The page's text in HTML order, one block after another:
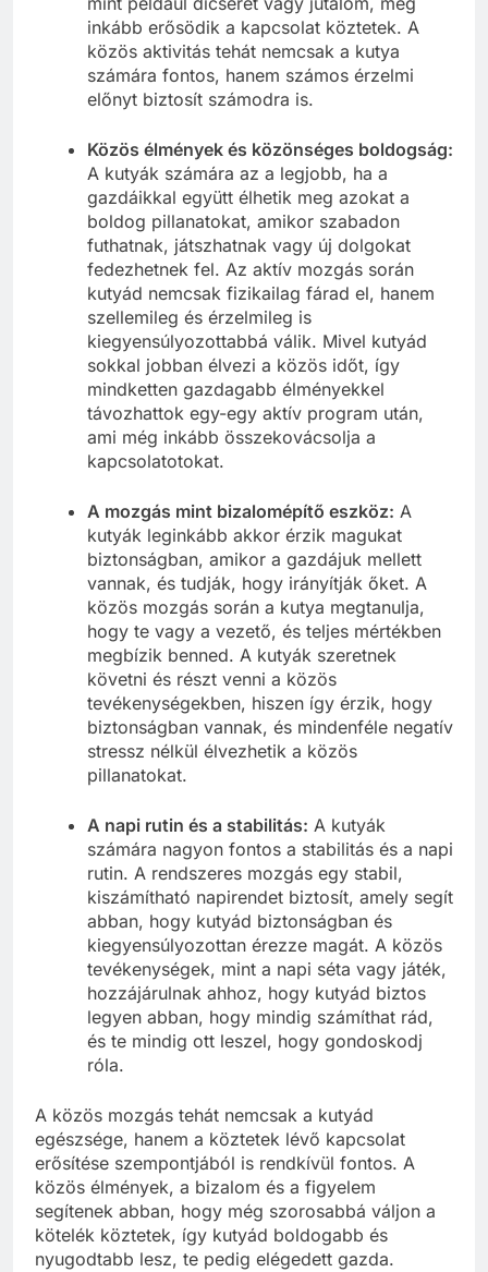
inkább erősödik a kapcsolat köztetek. A
közös aktivitás tehát nemcsak a kutya
számára fontos, hanem számos érzelmi
előnyt biztosít számodra is.
Közös élmények és közönséges boldogság:
A kutyák számára az a legjobb, ha a
gazdáikkal együtt élhetik meg azokat a
boldog pillanatokat, amikor szabadon
futhatnak, játszhatnak vagy új dolgokat
fedezhetnek fel. Az aktív mozgás során
kutyád nemcsak fizikailag fárad el, hanem
szellemileg és érzelmileg is
kiegyensúlyozottabbá válik. Mivel kutyád
sokkal jobban élvezi a közös időt, így
mindketten gazdagabb élményekkel
távozhattok egy-egy aktív program után,
ami még inkább összekovácsolja a
kapcsolatotokat.
A mozgás mint bizalomépítő eszköz: A
kutyák leginkább akkor érzik magukat
biztonságban, amikor a gazdájuk mellett
vannak, és tudják, hogy irányítják őket. A
közös mozgás során a kutya megtanulja,
hogy te vagy a vezető, és teljes mértékben
megbízik benned. A kutyák szeretnek
követni és részt venni a közös
tevékenységekben, hiszen így érzik, hogy
biztonságban vannak, és mindenféle negatív
stressz nélkül élvezhetik a közös
pillanatokat.
A napi rutin és a stabilitás: A kutyák
számára nagyon fontos a stabilitás és a napi
rutin. A rendszeres mozgás egy stabil,
kiszámítható napirendet biztosít, amely segít
abban, hogy kutyád biztonságban és
kiegyensúlyozottan érezze magát. A közös
tevékenységek, mint a napi séta vagy játék,
hozzájárulnak ahhoz, hogy kutyád biztos
legyen abban, hogy mindig számíthat rád,
és te mindig ott leszel, hogy gondoskodj
róla.
A közös mozgás tehát nemcsak a kutyád
egészsége, hanem a köztetek lévő kapcsolat
erősítése szempontjából is rendkívül fontos. A
közös élmények, a bizalom és a figyelem
segítenek abban, hogy még szorosabbá váljon a
kötelék köztetek, így kutyád boldogabb és
nyugodtabb lesz, te pedig elégedett gazda.